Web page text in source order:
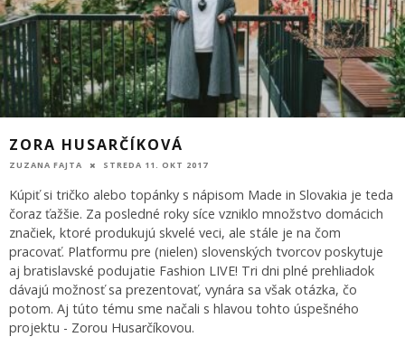
ZORA HUSARČÍKOVÁ
ZUZANA FAJTA STREDA 11. OKT 2017
Kúpiť si tričko alebo topánky s nápisom Made in Slovakia je teda
čoraz ťažšie. Za posledné roky síce vzniklo množstvo domácich
značiek, ktoré produkujú skvelé veci, ale stále je na čom
pracovať. Platformu pre (nielen) slovenských tvorcov poskytuje
aj bratislavské podujatie Fashion LIVE! Tri dni plné prehliadok
dávajú možnosť sa prezentovať, vynára sa však otázka, čo
potom. Aj túto tému sme načali s hlavou tohto úspešného
projektu - Zorou Husarčíkovou.